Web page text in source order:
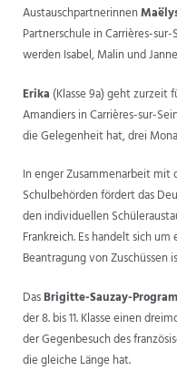
FORMULARE
ANSPRECHPARTNER
Austauschpartnerinnen
Partnerschule in Carrières-
werden Isabel, Malin und
Erika (Klasse 9a) geht zurzeit
Amandiers in Carrières-sur-
die Gelegenheit hat, drei
In enger Zusammenarbeit mit
Schulbehörden fördert das
den individuellen
Frankreich. Es handelt sich
Beantragung von Zuschüssen
DasBrigitte-Sauzay-
der 8. bis 11. Klasse einen
der Gegenbesuch des
die gleiche Länge hat.